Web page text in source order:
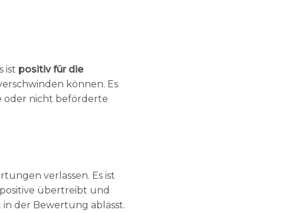
ist positiv für die
können. Es
oder nicht beförderte
verlassen. Es ist
übertreibt und
in der Bewertung ablässt.